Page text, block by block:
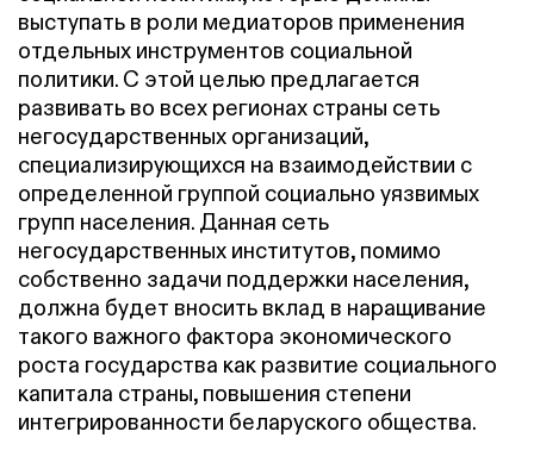
выступать в роли медиаторов применения
отдельных инструментов социальной
политики. С этой целью предлагается
развивать во всех регионах страны сеть
негосударственных организаций,
специализирующихся на взаимодействии с
определенной группой социально уязвимых
групп населения. Данная сеть
негосударственных институтов, помимо
собственно задачи поддержки населения,
должна будет вносить вклад в наращивание
такого важного фактора экономического
роста государства как развитие социального
капитала страны, повышения степени
интегрированности беларуского общества.